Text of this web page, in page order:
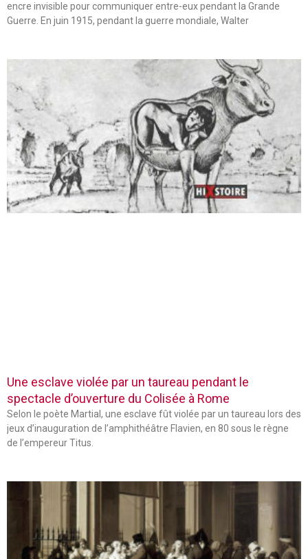
encre invisible pour communiquer entre-eux pendant la Grande
Guerre. En juin 1915, pendant la guerre mondiale, Walter
Une esclave violée par un taureau pendant le
spectacle d’ouverture du Colisée à Rome
Selon le poète Martial, une esclave fût violée par un taureau lors des
jeux d’inauguration de l’amphithéâtre Flavien, en 80 sous le règne
de l’empereur Titus.